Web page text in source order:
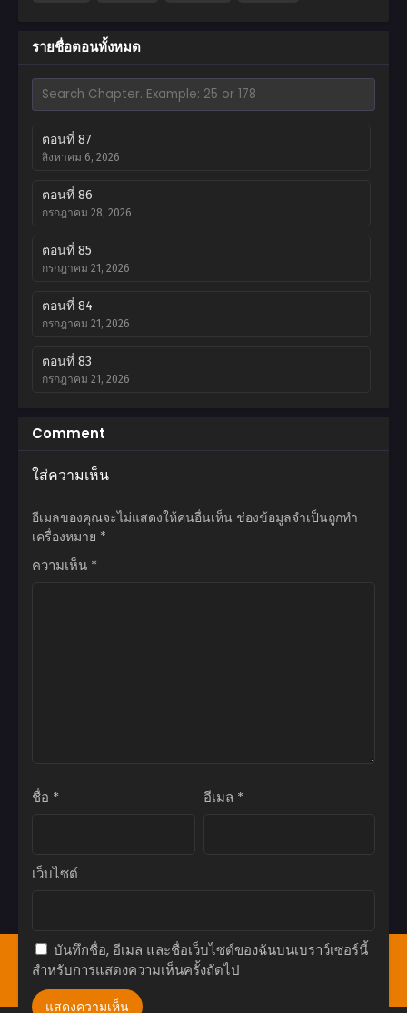
รายชื่อตอนทั้งหมด
ตอนที่ 87
สิงหาคม 6, 2026
ตอนที่ 86
กรกฎาคม 28, 2026
ตอนที่ 85
กรกฎาคม 21, 2026
ตอนที่ 84
กรกฎาคม 21, 2026
ตอนที่ 83
กรกฎาคม 21, 2026
มิถุนายน 30, 2026
ตอนที่ 81
ตอนที่ 80
มิถุนายน 16, 2026
ตอนที่ 75
มิถุนายน 16, 2026
ตอนที่ 72
มิถุนายน 16, 2026
Comment
ใส่ความเห็น
อีเมลของคุณจะไม่แสดงให้คนอื่นเห็น ช่องข้อมูลจำเป็นถูกทำ
เครื่องหมาย *
ความเห็น *
ชื่อ * อีเมล *
เว็บไซต์
บันทึกชื่อ, อีเมล และชื่อเว็บไซต์ของฉันบนเบราว์เซอร์นี้
สำหรับการแสดงความเห็นครั้งถัดไป
หน้าแรก Bookmark มังงะ(ญี่ปุ่น)
มังฮวา(เกาหลี)
มังฮัว(จีน)